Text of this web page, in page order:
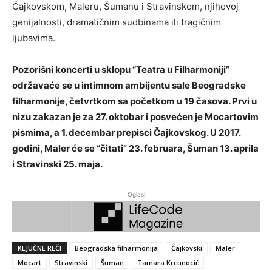
Čajkovskom, Maleru, Šumanu i Stravinskom, njihovoj
genijalnosti, dramatičnim sudbinama ili tragičnim
ljubavima.
Pozorišni koncerti u sklopu “Teatra u Filharmoniji”
održavaće se u intimnom ambijentu sale Beogradske
filharmonije, četvrtkom sa početkom u 19 časova. Prvi u
nizu zakazan je za 27. oktobar i posvećen je Mocartovim
pismima, a 1. decembar prepisci Čajkovskog. U 2017.
godini, Maler će se “čitati” 23. februara, Šuman 13. aprila
i Stravinski 25. maja.
Oglasi
KLJUČNE REČI Beogradska filharmonija Čajkovski
Maler
Mocart
Stravinski Šuman
Tamara Krcunocić